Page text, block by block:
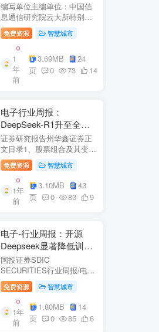
编写单位主编单位：中国信
息通信研究院云大所特别鸣
谢：百度、阿里巴巴、腾
讯、中金数据、秦准数据、
万国数据、河北省凤凰谷零
碳发展研究院、绿色和平等
单位的大力支持。
免费资源 智慧城市
1
年
前
3.69MB
24
页
0 73 14
电子行业周报：
DeepSeek-R1升至全球
风格控制类第一，宇树推
出人形机器人首个应用方
案
证券研究报告州华鑫证券正
文目录1、股票组合及其变
化.51.1、本周重点推荐及推
荐组...51.2、海外龙头一
览。62、周度行情分析及展
望.…82.1、周涨幅排行…
2.2、行业重点公司估值水平
免费资源 智慧城市
1年
前
3.10MB
43
页
0 83 9
电子-行业周报：开源
Deepseek显著降低训练
成本，关注推理与AI终端
进展
国投证券SDIC
SECURITIES行业周报/电于
目内容目录1.本周新闻一
览.42.行业数据跟踪.…62.1.
半导体：半导体行业：两大
收购事件来袭...62.2.SiC:8家
碳化硅相关企业完成融
免费资源 智慧城市
1年
前
1.80MB
14
页
0 85 6